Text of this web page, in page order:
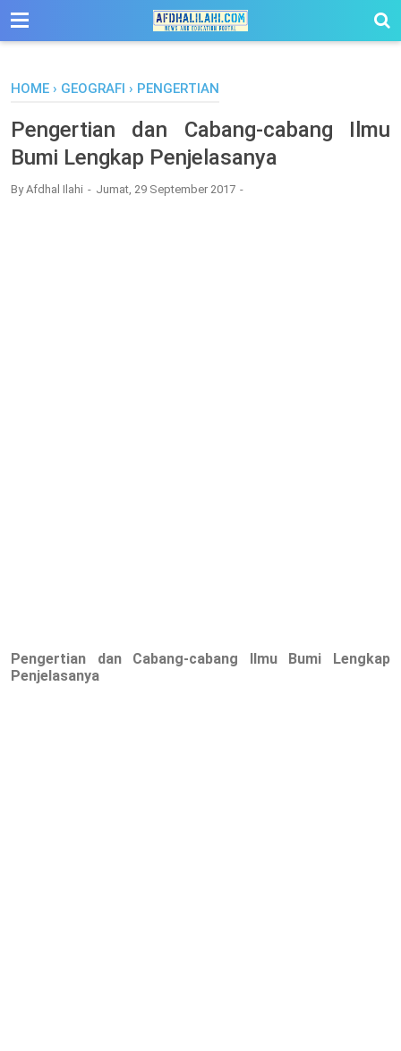
-->
HOME › GEOGRAFI › PENGERTIAN
Pengertian dan Cabang-cabang Ilmu
Bumi Lengkap Penjelasanya
ByAfdhal Ilahi Jumat, 29 September 2017
Pengertian dan Cabang-cabang Ilmu Bumi Lengkap
Penjelasanya